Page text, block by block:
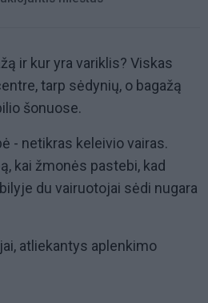
ir kur yra variklis? Viskas
tarp sėdynių, o bagažą
šonuose.
- netikras keleivio vairas.
kai žmonės pastebi, kad
du vairuotojai sėdi nugara
atliekantys aplenkimo